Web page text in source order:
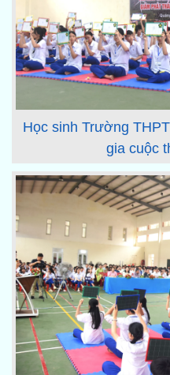
Học sinh Trường
gia cuộc